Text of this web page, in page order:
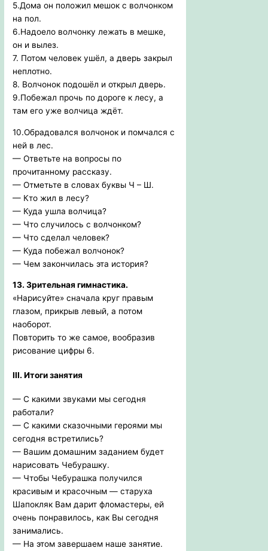
5.Дома он положил мешок с волчонком
на пол.
6.Надоело волчонку лежать в мешке,
он и вылез.
7. Потом человек ушёл, а дверь закрыл
неплотно.
8. Волчонок подошёл и открыл дверь.
9.Побежал прочь по дороге к лесу, а
там его уже волчица ждёт.
10.Обрадовался волчонок и помчался с
ней в лес.
— Ответьте на вопросы по
прочитанному рассказу.
— Отметьте в словах буквы Ч – Ш.
— Кто жил в лесу?
— Куда ушла волчица?
— Что случилось с волчонком?
— Что сделал человек?
— Куда побежал волчонок?
— Чем закончилась эта история?
13. Зрительная гимнастика.
«Нарисуйте» сначала круг правым
глазом, прикрыв левый, а потом
наоборот.
Повторить то же самое, вообразив
рисование цифры 6.
III. Итоги занятия
— С какими звуками мы сегодня
работали?
— С какими сказочными героями мы
сегодня встретились?
— Вашим домашним заданием будет
нарисовать Чебурашку.
— Чтобы Чебурашка получился
красивым и красочным — старуха
Шапокляк Вам дарит фломастеры, ей
очень понравилось, как Вы сегодня
занимались.
— На этом завершаем наше занятие.